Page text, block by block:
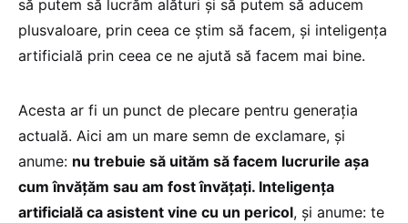
să putem să lucrăm alături și să putem să aducem
plusvaloare, prin ceea ce știm să facem, și inteligența
artificială prin ceea ce ne ajută să facem mai bine.
Acesta ar fi un punct de plecare pentru generația
actuală. Aici am un mare semn de exclamare, și
anume: nu trebuie să uităm să facem lucrurile așa
cum învățăm sau am fost învățați. Inteligența
artificială ca asistent vine cu un pericol, și anume: te